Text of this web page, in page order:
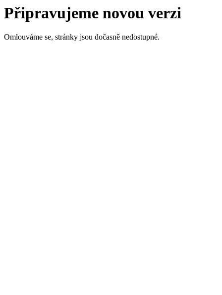
Připravujeme novou verzi
Omlouváme se, stránky jsou dočasně nedostupné.